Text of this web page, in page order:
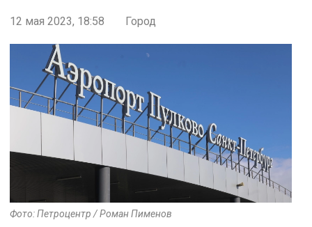
12 мая 2023, 18:58 Город
Фото: Петроцентр / Роман Пименов